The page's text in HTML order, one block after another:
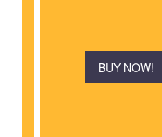
BUY NOW!